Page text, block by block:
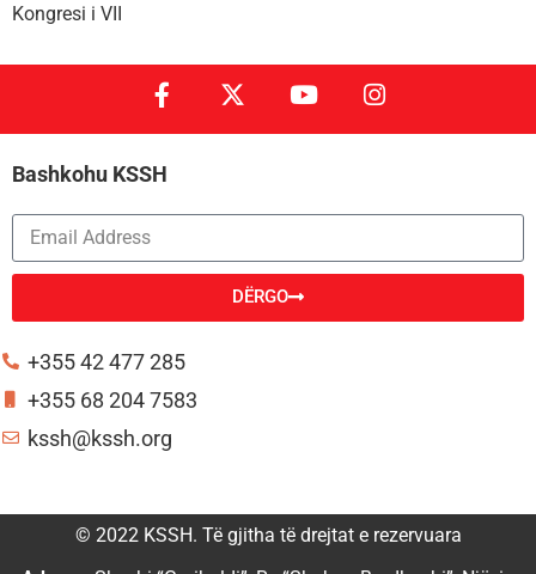
Kongresi i VII
Bashkohu KSSH
DËRGO
+355 42 477 285
+355 68 204 7583
kssh@kssh.org
© 2022 KSSH. Të gjitha të drejtat e rezervuara